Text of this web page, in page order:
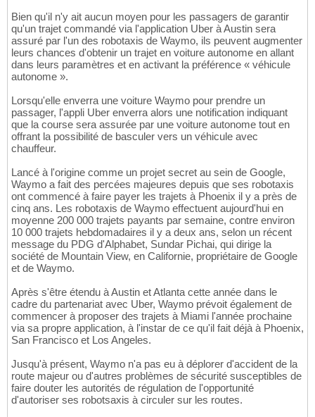
Bien qu'il n'y ait aucun moyen pour les passagers de garantir
qu'un trajet commandé via l'application Uber à Austin sera
assuré par l'un des robotaxis de Waymo, ils peuvent augmenter
leurs chances d'obtenir un trajet en voiture autonome en allant
dans leurs paramètres et en activant la préférence « véhicule
autonome ».
Lorsqu'elle enverra une voiture Waymo pour prendre un
passager, l'appli Uber enverra alors une notification indiquant
que la course sera assurée par une voiture autonome tout en
offrant la possibilité de basculer vers un véhicule avec
chauffeur.
Lancé à l'origine comme un projet secret au sein de Google,
Waymo a fait des percées majeures depuis que ses robotaxis
ont commencé à faire payer les trajets à Phoenix il y a près de
cinq ans. Les robotaxis de Waymo effectuent aujourd'hui en
moyenne 200 000 trajets payants par semaine, contre environ
10 000 trajets hebdomadaires il y a deux ans, selon un récent
message du PDG d'Alphabet, Sundar Pichai, qui dirige la
société de Mountain View, en Californie, propriétaire de Google
et de Waymo.
Après s'être étendu à Austin et Atlanta cette année dans le
cadre du partenariat avec Uber, Waymo prévoit également de
commencer à proposer des trajets à Miami l'année prochaine
via sa propre application, à l'instar de ce qu'il fait déjà à Phoenix,
San Francisco et Los Angeles.
Jusqu'à présent, Waymo n'a pas eu à déplorer d'accident de la
route majeur ou d'autres problèmes de sécurité susceptibles de
faire douter les autorités de régulation de l'opportunité
d'autoriser ses robotsaxis à circuler sur les routes.